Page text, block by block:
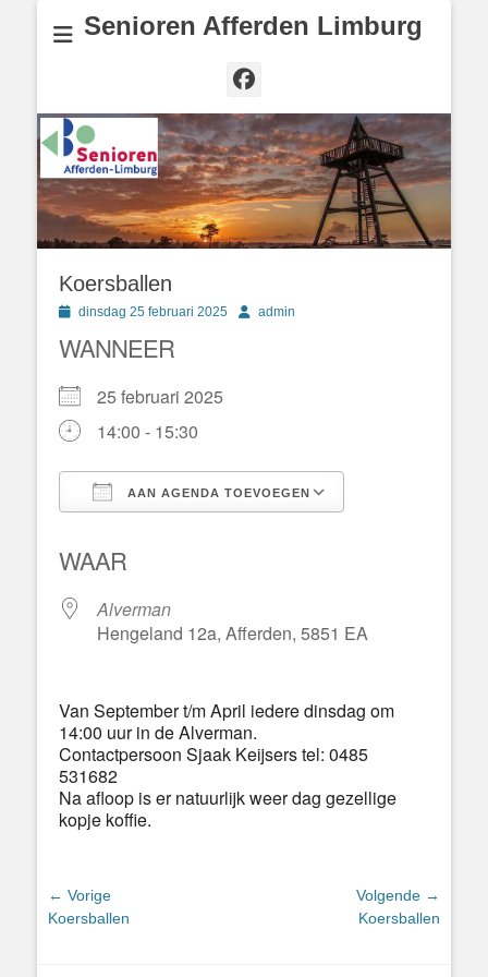
Senioren Afferden Limburg
Facebook
Koersballen
Geplaatst
dinsdag 25 februari 2025 Authoradmin
WANNEER
25 februari 2025
14:00 - 15:30
AAN AGENDA TOEVOEGEN
WAAR
Alverman
Hengeland 12a, Afferden, 5851 EA
Van September t/m April iedere dinsdag om
14:00 uur in de Alverman.
Contactpersoon Sjaak Keijsers tel: 0485
531682
Na afloop is er natuurlijk weer dag gezellige
kopje koffie.
Bericht
navigatie
← Vorige
Vorig
Koersballen
Volgende →
Koersballen